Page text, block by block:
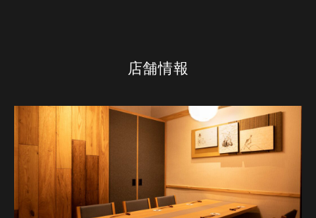
店舗情報